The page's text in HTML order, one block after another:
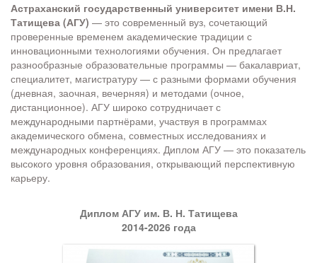
Астраханский государственный университет имени В.Н.
Татищева (АГУ) — это современный вуз, сочетающий
проверенные временем академические традиции с
инновационными технологиями обучения. Он предлагает
разнообразные образовательные программы — бакалавриат,
специалитет, магистратуру — с разными формами обучения
(дневная, заочная, вечерняя) и методами (очное,
дистанционное). АГУ широко сотрудничает с
международными партнёрами, участвуя в программах
академического обмена, совместных исследованиях и
международных конференциях. Диплом АГУ — это показатель
высокого уровня образования, открывающий перспективную
карьеру.
Диплом АГУ им. В. Н. Татищева
2014-2026 года